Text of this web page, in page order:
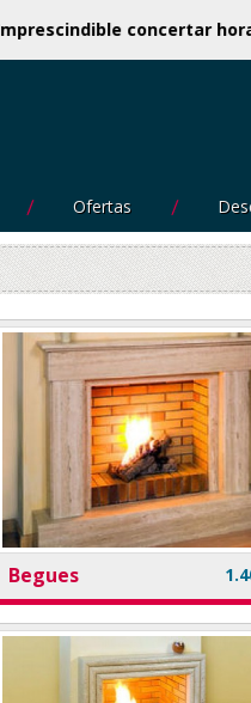
Imprescindible
Ofertas
Begues